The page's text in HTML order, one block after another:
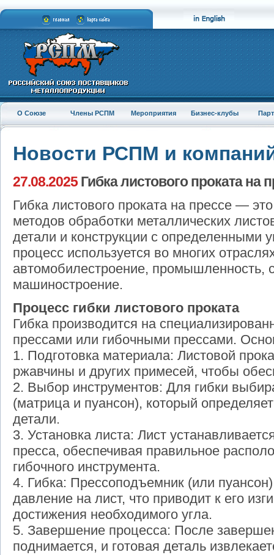
О Союзе Члены РСПМ Мероприятия Бизнес-клубы
Новости РСПМ и
27.08.2025Гибка листового проката на
Гибка листового проката на прессе —
методов обработки металлических
детали и конструкции с определенными
процесс используется во многих
автомобилестроение, промышленность,
машиностроение.
Процесс гибки листового проката
Гибка производится на
прессами или гибочными прессами.
1. Подготовка материала: Листовой
ржавчины и других примесей, чтобы
2. Выбор инструментов: Для гибки
(матрица и пуансон), который
детали.
3. Установка листа: Лист
пресса, обеспечивая правильное
гибочного инструмента.
4. Гибка: Прессоподъемник (или
давление на лист, что приводит к его
достижения необходимого угла.
5. Завершение процесса: После
поднимается, и готовая деталь